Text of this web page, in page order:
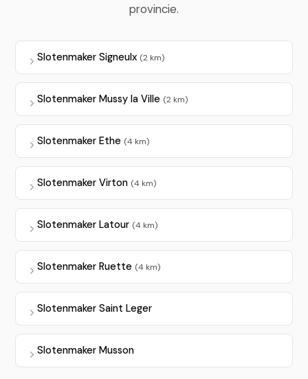
provincie.
Slotenmaker Signeulx (2 km)
Slotenmaker Mussy la Ville (2 km)
Slotenmaker Ethe (4 km)
Slotenmaker Virton (4 km)
Slotenmaker Latour (4 km)
Slotenmaker Ruette (4 km)
Slotenmaker Saint Leger
Slotenmaker Musson